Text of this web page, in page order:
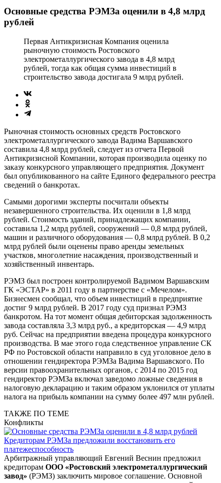
Основные средства РЭМЗа оценили в 4,8 млрд
рублей
Первая Антикризисная Компания оценила
рыночную стоимость Ростовского
электрометаллургического завода в 4,8 млрд
рублей, тогда как общая сумма инвестиций в
строительство завода достигала 9 млрд рублей.
Рыночная стоимость основных средств Ростовского
электрометаллургического завода Вадима Варшавского
составила 4,8 млрд рублей, следует из отчета Первой
Антикризисной Компании, которая производила оценку по
заказу конкурсного управляющего предприятия. Документ
был опубликованного на сайте Единого федерального реестра
сведений о банкротах.
Самыми дорогими эксперты посчитали объекты
незавершенного строительства. Их оценили в 1,8 млрд
рублей. Стоимость зданий, принадлежащих компании,
составила 1,2 млрд рублей, сооружений — 0,8 млрд рублей,
машин и различного оборудования — 0,8 млрд рублей. В 0,2
млрд рублей были оценены право аренды земельных
участков, многолетние насаждения, производственный и
хозяйственный инвентарь.
РЭМЗ был построен контролируемой Вадимом Варшавским
ГК «ЭСТАР» в 2011 году в партнерстве с «Мечелом».
Бизнесмен сообщал, что объем инвестиций в предприятие
достиг 9 млрд рублей. В 2017 году суд признал РЭМЗ
банкротом. На тот момент общая дебиторская задолженность
завода составляла 3,3 млрд руб., а кредиторская — 4,9 млрд
руб. Сейчас на предприятии введена процедура конкурсного
производства. В мае этого года следственное управление СК
РФ по Ростовской области направило в суд уголовное дело в
отношении гендиректора РЭМЗа Вадима Варшавского. По
версии правоохранительных органов, с 2014 по 2015 год
гендиректор РЭМЗа включал заведомо ложные сведения в
налоговую декларацию и таким образом уклонился от уплаты
налога на прибыль компании на сумму более 497 млн рублей.
ТАКЖЕ ПО ТЕМЕ
Конфликты
Кредиторам РЭМЗа предложили восстановить его
платежеспособность
Арбитражный управляющий Евгений Веснин предложил
кредиторам ООО «Ростовский электрометаллургический
завод» (РЭМЗ) заключить мировое соглашение. Основной